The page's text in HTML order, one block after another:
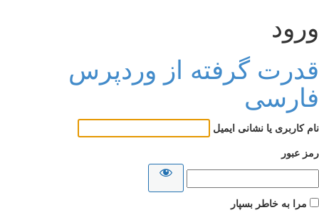
ورود
قدرت گرفته از وردپرس
فارسی
نام کاربری یا نشانی ایمیل
رمز عبور
مرا به خاطر بسپار